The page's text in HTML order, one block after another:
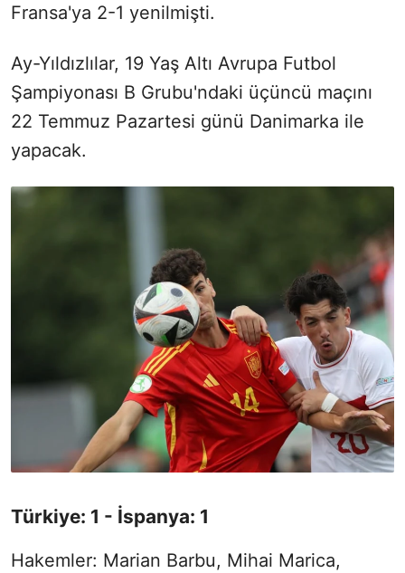
Fransa'ya 2-1 yenilmişti.
Ay-Yıldızlılar, 19 Yaş Altı Avrupa Futbol
Şampiyonası B Grubu'ndaki üçüncü maçını
22 Temmuz Pazartesi günü Danimarka ile
yapacak.
Türkiye: 1 - İspanya: 1
Hakemler: Marian Barbu, Mihai Marica,